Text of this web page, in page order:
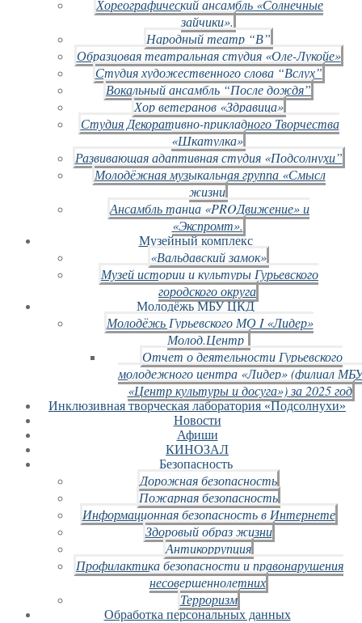
Хореографический ансамбль «Солнечные
зайчики».
Народный театр “В”
Образцовая театральная студия «Оле-Лукойе»
Студия художественного слова “Вслух”
Вокальный ансамбль “После дождя”
Хор ветеранов «Здравица»
Студия Декоративно-прикладного Творчества
«Шкатулка»
Развивающая адаптивная студия «Подсолнухи”
Молодёжная музыкальная группа «Смысл
жизни
Ансамбль танца «PROДвижение» и
«Экспромт».
Музейный комплекс
«Вальдавский замок»
Музей истории и культуры Гурьевского
городского округа
Молодёжь МБУ ЦКД
Молодёжь Гурьевского МО I «Лидер»
Молод.Центр
Отчет о деятельности Гурьевского
молодежного центра «Лидер» (филиал
«Центр культуры и досуга») за 2025 год
Инклюзивная творческая лаборатория «Подсолнухи»
Новости
Афиши
КИНОЗАЛ
Безопасность
Дорожная безопасность
Пожарная безопасность
Информационная безопасность в Интернете
Здоровый образ жизни
Антикоррупция
Профилактика безопасности и правонарушения
несовершеннолетних
Терроризм
Обработка персональных данных